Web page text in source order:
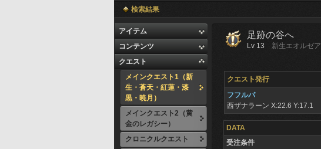
検索結果
アイテム
コンテンツ
クエスト
メインクエスト1（新
生・蒼天・紅蓮・漆
黒・暁月）
メインクエスト2（黄
金のレガシー）
クロニクルクエスト
足跡の谷へ
Lv 13
新生エオルゼア
クエスト発行
フフルパ
西ザナラーン X:22.6 Y:17.1
DATA
受注条件